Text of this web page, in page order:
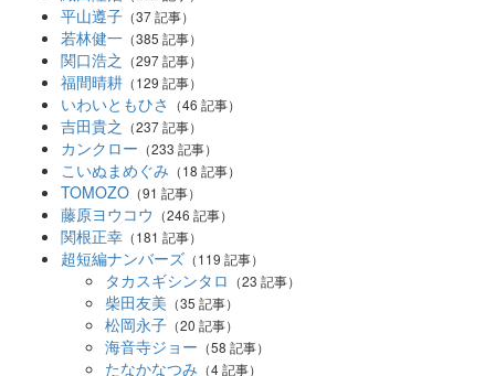
平山遵子 （37 記事）
若林健一 （385 記事）
関口浩之 （297 記事）
福間晴耕 （129 記事）
いわいともひさ （46 記事）
吉田貴之 （237 記事）
カンクロー （233 記事）
こいぬまめぐみ （18 記事）
TOMOZO （91 記事）
藤原ヨウコウ （246 記事）
関根正幸 （181 記事）
超短編ナンバーズ （119 記事）
タカスギシンタロ （23 記事）
柴田友美 （35 記事）
松岡永子 （20 記事）
海音寺ジョー （58 記事）
たなかなつみ （4 記事）